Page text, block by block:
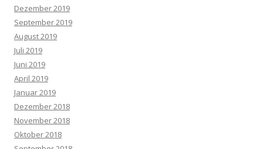
Dezember 2019
September 2019
August 2019
Juli 2019
Juni 2019
April 2019
Januar 2019
Dezember 2018
November 2018
Oktober 2018